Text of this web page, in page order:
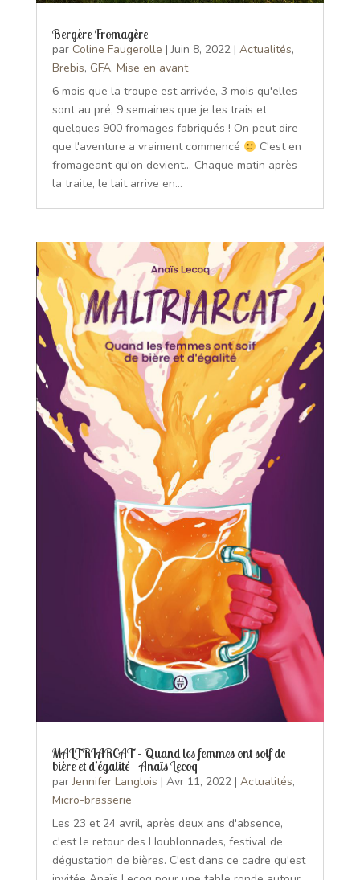
Bergère-Fromagère
par Coline Faugerolle |Juin 8, 2022| Actualités,
Brebis, GFA, Mise en avant
6 mois que la troupe est arrivée, 3 mois qu'elles
sont au pré, 9 semaines que je les trais et
quelques 900 fromages fabriqués ! On peut dire
que l'aventure a vraiment commencé
C'est en
fromageant qu'on devient... Chaque matin après
la traite, le lait arrive en...
MALTRIARCAT – Quand les femmes ont soif de
bière et d’égalité – Anaïs Lecoq
parJennifer Langlois | Avr 11, 2022| Actualités,
Micro-brasserie
Les 23 et 24 avril, après deux ans d'absence,
c'est le retour des Houblonnades, festival de
dégustation de bières. C'est dans ce cadre qu'est